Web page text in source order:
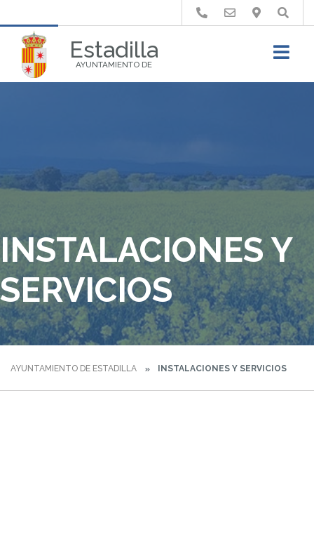
Estadilla
AYUNTAMIENTO DE
Buscar
INSTALACIONES Y
SERVICIOS
AYUNTAMIENTO DE ESTADILLA INSTALACIONES Y SERVICIOS